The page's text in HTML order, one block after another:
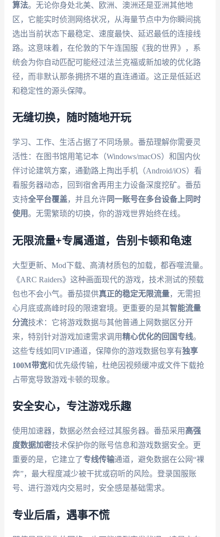
算法。无论你身处北美、欧洲、澳洲还是亚洲其他地
区，它能实时侦测网络状况，从海量节点中为你瞬间挑
选出当前状态下最稳定、速度最快、延迟最低的连接线
路。这意味着，在伦敦的下午连国服《我的世界》，系
统会为你自动匹配可能经过法兰克福或新加坡的优化路
径，而非默认那条拥挤不堪的直连通道。这正是低延迟
和稳定性的源头保障。
无缝切换，随时随地开玩
学习、工作、生活占据了不同场景。番茄理解你需要灵
活性：在图书馆用笔记本（Windows/macOS）和国内伙
伴讨论建筑方案，通勤路上掏出手机（Android/iOS）看
看服务器动态，回到宿舍再用主力设备深度挖矿。番茄
支持全平台覆盖，并且允许同一账号在多台设备上同时
使用。无需繁琐的切换，你的游戏世界始终在线。
无限流量+专属通道，告别卡顿和龟速
大型更新、Mod下载、高清材质包的加载，都吞噬流量。
《ARC Raiders》这种画面现代的游戏，技术测试的预载
包也不会小气。番茄提供真正的稳定无限流量，无需担
心月底或高峰时段的限速窘境。更重要的是其智能流量
分流技术：它将游戏数据与其他普通上网数据区分开
来，特别针对游戏加速需求调用精心优化的回国专线。
这些专线如同VIP通道，保障你的游戏数据包享有独享
100M带宽和优先级传输，杜绝因视频缓冲或文件下载抢
占带宽导致游戏卡顿的现象。
安全安心，专注游戏乐趣
使用加速器，数据必然会经过其服务器。番茄采用 高强
度数据加密技术保护你的账号信息和游戏数据安全。更
重要的是，它建立了专线传输通道，避免数据在公网“裸
奔”，最大程度减少被干扰或窃听的风险。登录国服账
号、进行游戏内交易时，安全感是基础需求。
专业后盾，遇事不慌